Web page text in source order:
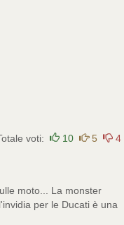
voti: 10 5 4
moto... La monster
per le Ducati è una